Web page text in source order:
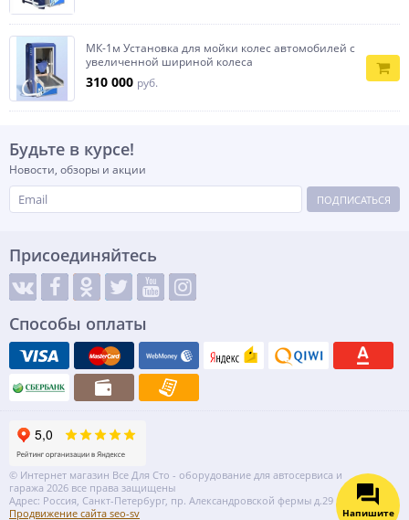
МК-1м Установка для мойки колес автомобилей с
увеличенной шириной колеса
310 000 руб.
Будьте в курсе!
Новости, обзоры и акции
ПОДПИСАТЬСЯ
Присоединяйтесь
Способы оплаты
© Интернет магазин Все Для Сто - оборудование для автосервиса и
гаража 2026 все права защищены
Адрес: Россия, Санкт-Петербург, пр. Александровской фермы д.29 литер ВГ
Продвижение сайта seo-sv
Напишите